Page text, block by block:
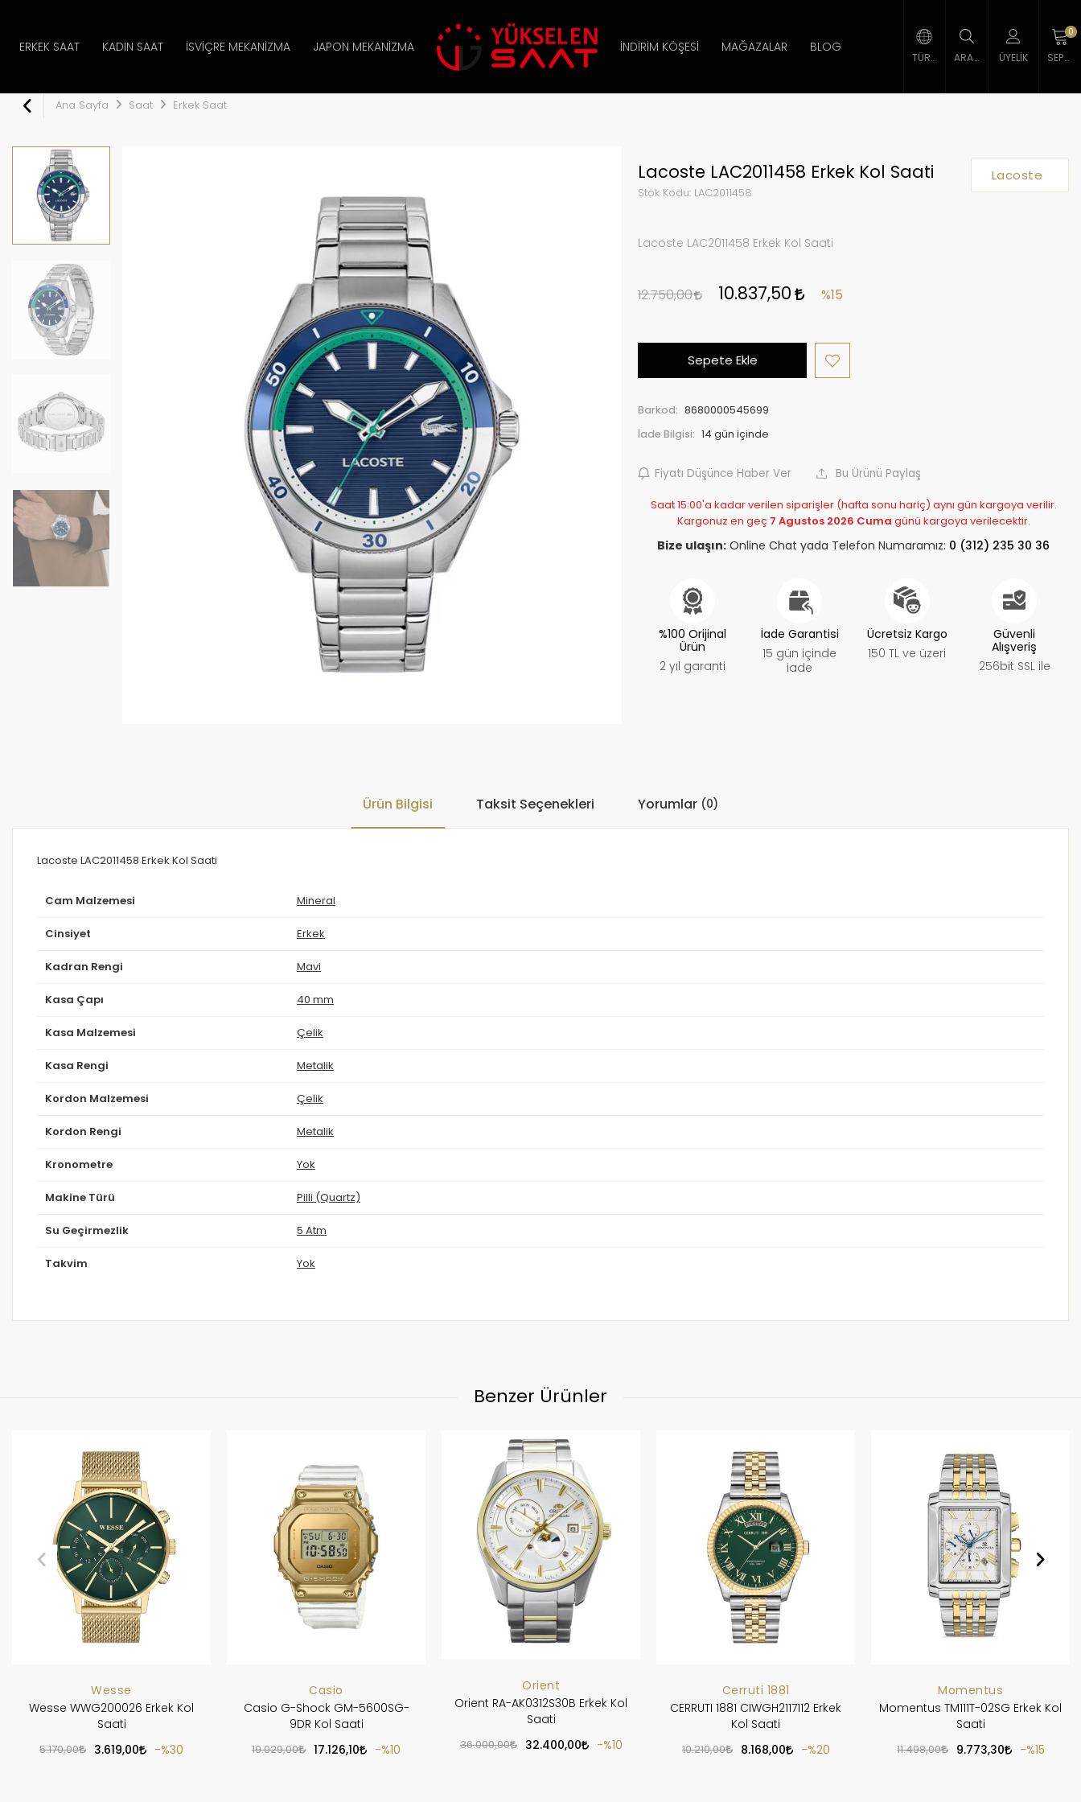
ERKEK SAAT KADIN SAAT İSVIÇRE MEKANIZMA JAPON MEKANIZMA İNDIRIM KÖŞESI MAĞAZALAR BLOG
ÜYELIK
0
Ana Sayfa Saat Erkek Saat
Lacoste
Lacoste LAC2011458 Erkek Kol Saati
Stok Kodu: LAC2011458
Lacoste LAC2011458 Erkek Kol Saati
12.750,00 10.837,50 %15
Sepete Ekle
Barkod: 8680000545699
İade Bilgisi:
Fiyatı Düşünce Haber Ver Bu Ürünü Paylaş
Saat 15:00'a kadar verilen siparişler (hafta sonu hariç) aynı gün kargoya verilir.
Kargonuz en geç 7 Agustos 2026 Cuma günü kargoya verilecektir.
Bize ulaşın: Online Chat yada Telefon Numaramız: 0 (312) 235 30 36
%100 Orijinal
Ürün
2 yıl garanti
İade Garantisi
15 gün içinde
iade
Ücretsiz Kargo
150 TL ve üzeri
Güvenli
Alışveriş
256bit SSL ile
Ürün Bilgisi Taksit Seçenekleri Yorumlar (0)
Lacoste LAC2011458 Erkek Kol Saati
Cam Malzemesi Mineral
Cinsiyet Erkek
Kadran Rengi Mavi
Kasa Çapı 40 mm
Kasa Malzemesi Çelik
Kasa Rengi Metalik
Kordon Malzemesi Çelik
Kordon Rengi Metalik
Kronometre Yok
Makine Türü Pilli (Quartz)
Su Geçirmezlik 5 Atm
Takvim Yok
Benzer Ürünler
Wesse
Wesse WWG200026 Erkek Kol
Saati
5.170,00 3.619,00 %30
Casio
Casio G-Shock GM-5600SG-
9DR Kol Saati
19.029,00 17.126,10 %10
Orient
Orient RA-AK0312S30B Erkek Kol
Saati
36.000,00 32.400,00 %10
Cerruti 1881
CERRUTI 1881 CIWGH2117112 Erkek
Kol Saati
10.210,00 8.168,00 %20
Momentus
Momentus TM111T-02SG Erkek Kol
Saati
11.498,00 9.773,30 %15